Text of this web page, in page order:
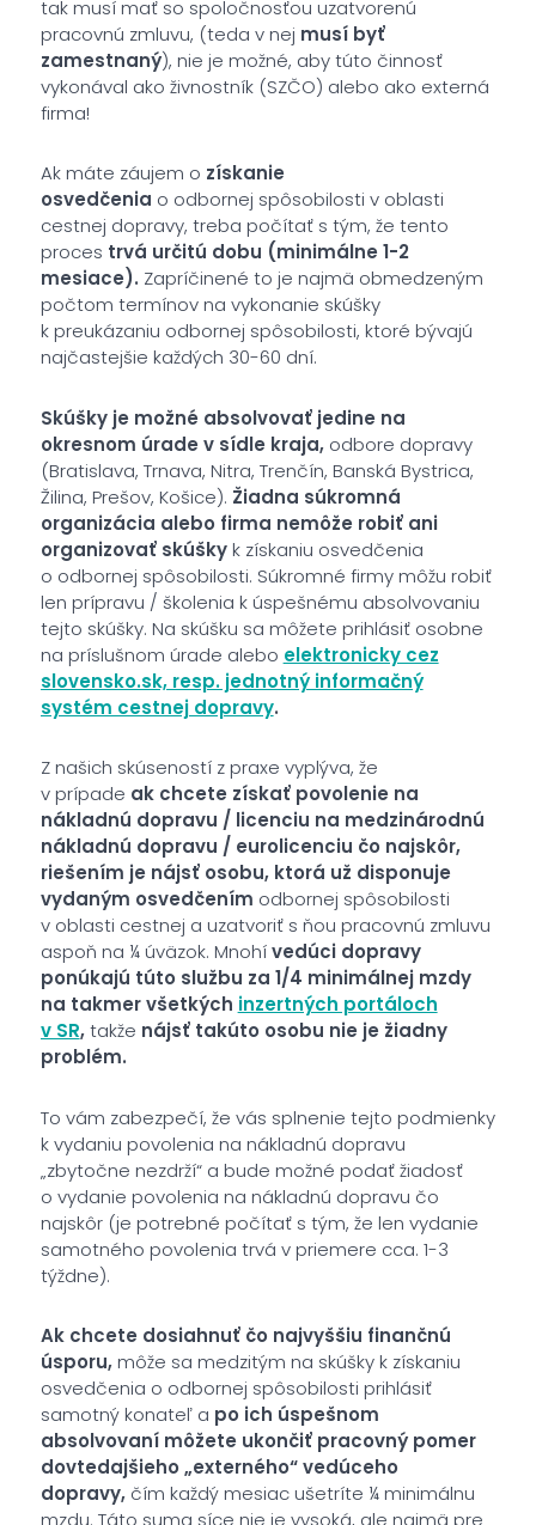
tak musí mať so spoločnosťou uzatvorenú
pracovnú zmluvu, (teda v nej musí byť
zamestnaný), nie je možné, aby túto činnosť
vykonával ako živnostník (SZČO) alebo ako externá
firma!
Ak máte záujem o získanie
osvedčenia o odbornej spôsobilosti v oblasti
cestnej dopravy, treba počítať s tým, že tento
proces trvá určitú dobu (minimálne 1-2
mesiace). Zapríčinené to je najmä obmedzeným
počtom termínov na vykonanie skúšky
k preukázaniu odbornej spôsobilosti, ktoré bývajú
najčastejšie každých 30-60 dní.
Skúšky je možné absolvovať jedine na
okresnom úrade v sídle kraja,odbore dopravy
(Bratislava, Trnava, Nitra, Trenčín, Banská Bystrica,
Žilina, Prešov, Košice). Žiadna súkromná
organizácia alebo firma nemôže robiť ani
organizovať skúškyk získaniu osvedčenia
o odbornej spôsobilosti. Súkromné firmy môžu robiť
len prípravu / školenia k úspešnému absolvovaniu
tejto skúšky. Na skúšku sa môžete prihlásiť osobne
na príslušnom úrade alebo elektronicky cez
slovensko.sk, resp. jednotný informačný
systém cestnej dopravy.
Z našich skúseností z praxe vyplýva, že
v prípade ak chcete získať povolenie na
nákladnú dopravu / licenciu na medzinárodnú
nákladnú dopravu / eurolicenciu čo najskôr,
riešením je nájsť osobu, ktorá už disponuje
vydaným osvedčením odbornej spôsobilosti
v oblasti cestnej a uzatvoriť s ňou pracovnú zmluvu
aspoň na ¼ úväzok. Mnohívedúci dopravy
ponúkajú túto službu za 1/4 minimálnej mzdy
na takmer všetkých inzertných portáloch
v SR,takže nájsť takúto osobu nie je žiadny
problém.
To vám zabezpečí, že vás splnenie tejto podmienky
k vydaniu povolenia na nákladnú dopravu
„zbytočne nezdrží“ a bude možné podať žiadosť
o vydanie povolenia na nákladnú dopravu čo
najskôr (je potrebné počítať s tým, že len vydanie
samotného povolenia trvá v priemere cca. 1-3
týždne).
Ak chcete dosiahnuť čo najvyššiu finančnú
úsporu,môže sa medzitým na skúšky k získaniu
osvedčenia o odbornej spôsobilosti prihlásiť
samotný konateľ a po ich úspešnom
absolvovaní môžete ukončiť pracovný pomer
dovtedajšieho „externého“ vedúceho
dopravy,čím každý mesiac ušetríte ¼ minimálnu